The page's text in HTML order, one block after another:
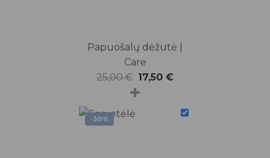
Papuošalų dėžutė |
Care
25,00€ Original
price
17,50 €Current
+
-30%